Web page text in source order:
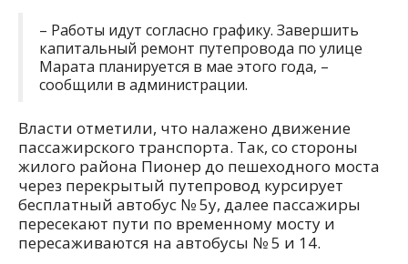
– Работы идут согласно графику. Завершить
капитальный ремонт путепровода по улице
Марата планируется в мае этого года, –
сообщили в администрации.
Власти отметили, что налажено движение
пассажирского транспорта. Так, со стороны
жилого района Пионер до пешеходного моста
через перекрытый путепровод курсирует
бесплатный автобус № 5у, далее пассажиры
пересекают пути по временному мосту и
пересаживаются на автобусы № 5 и 14.